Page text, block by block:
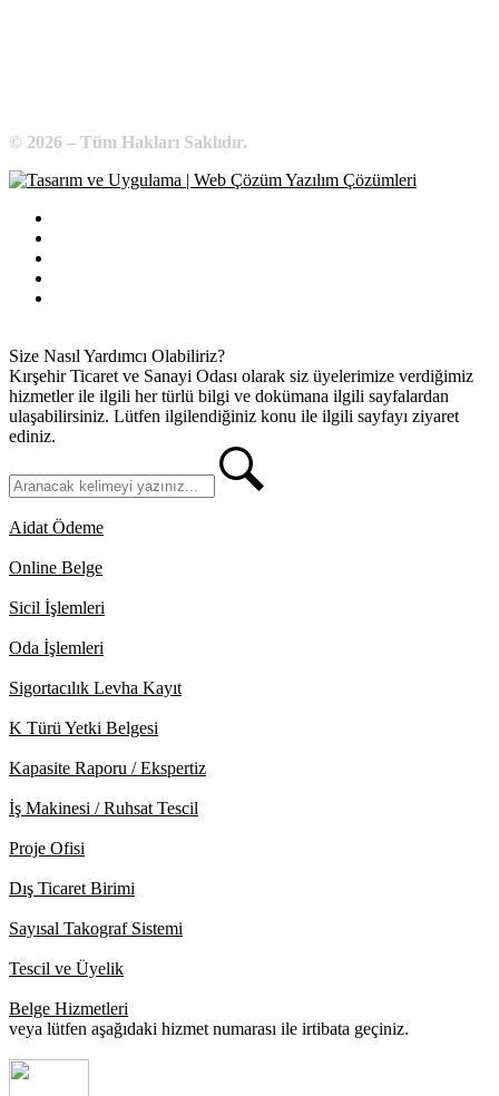
© 2026 – Tüm Hakları Saklıdır.
Size Nasıl Yardımcı Olabiliriz?
Kırşehir Ticaret ve Sanayi Odası olarak siz üyelerimize verdiğimiz
hizmetler ile ilgili her türlü bilgi ve dokümana ilgili sayfalardan
ulaşabilirsiniz. Lütfen ilgilendiğiniz konu ile ilgili sayfayı ziyaret
ediniz.
Aidat Ödeme
Online Belge
Sicil İşlemleri
Oda İşlemleri
Sigortacılık Levha Kayıt
K Türü Yetki Belgesi
Kapasite Raporu / Ekspertiz
İş Makinesi / Ruhsat Tescil
Proje Ofisi
Dış Ticaret Birimi
Sayısal Takograf Sistemi
Tescil ve Üyelik
Belge Hizmetleri
veya lütfen aşağıdaki hizmet numarası ile irtibata geçiniz.